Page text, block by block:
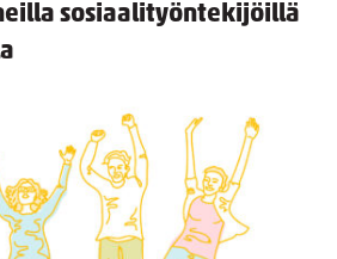
sosiaalityöntekijöillä